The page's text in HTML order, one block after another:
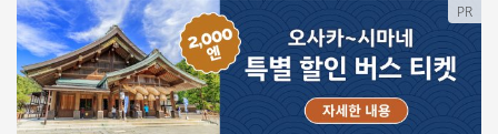
PR